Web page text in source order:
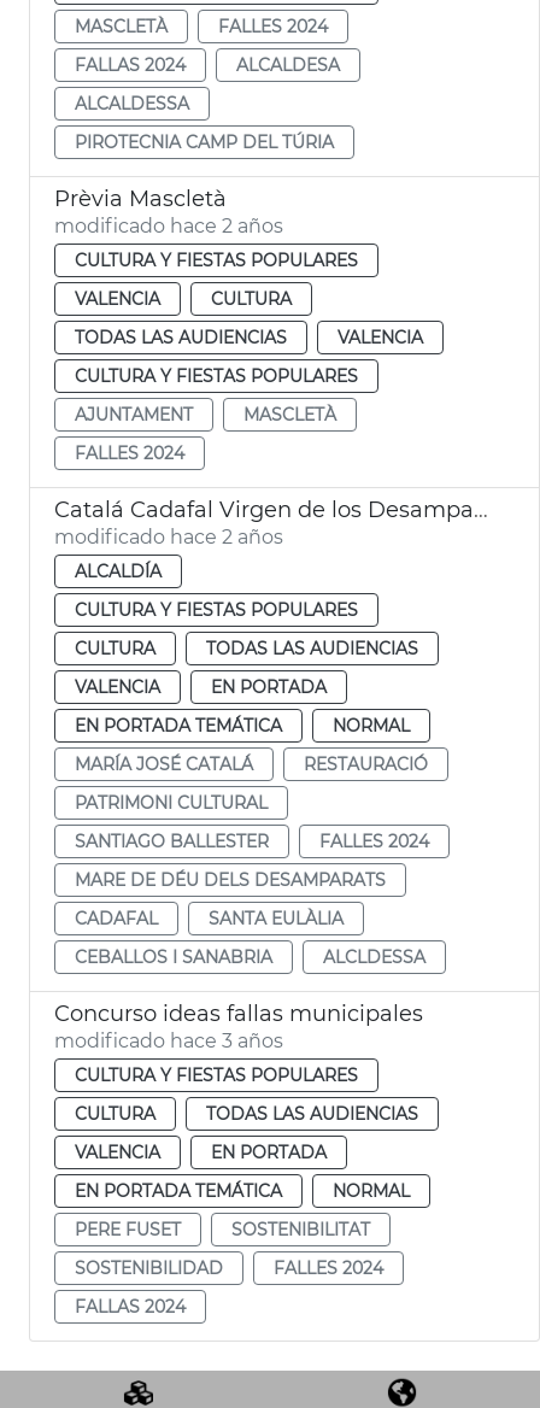
MASCLETÀ
FALLES 2024
FALLAS 2024
ALCALDESA
ALCALDESSA
PIROTECNIA CAMP DEL TÚRIA
Prèvia Mascletà
modificado hace 2 años
CULTURA Y FIESTAS POPULARES
VALENCIA
CULTURA
TODAS LAS AUDIENCIAS
VALENCIA
CULTURA Y FIESTAS POPULARES
AJUNTAMENT
MASCLETÀ
FALLES 2024
Catalá Cadafal Virgen de los Desamparados
modificado hace 2 años
ALCALDÍA
CULTURA Y FIESTAS POPULARES
CULTURA
TODAS LAS AUDIENCIAS
VALENCIA
EN PORTADA
EN PORTADA TEMÁTICA
NORMAL
MARÍA JOSÉ CATALÁ
RESTAURACIÓ
PATRIMONI CULTURAL
SANTIAGO BALLESTER
FALLES 2024
MARE DE DÉU DELS DESAMPARATS
CADAFAL
SANTA EULÀLIA
CEBALLOS I SANABRIA
ALCLDESSA
Concurso ideas fallas municipales
modificado hace 3 años
CULTURA Y FIESTAS POPULARES
CULTURA
TODAS LAS AUDIENCIAS
VALENCIA
EN PORTADA
EN PORTADA TEMÁTICA
NORMAL
PERE FUSET
SOSTENIBILITAT
SOSTENIBILIDAD
FALLES 2024
FALLAS 2024